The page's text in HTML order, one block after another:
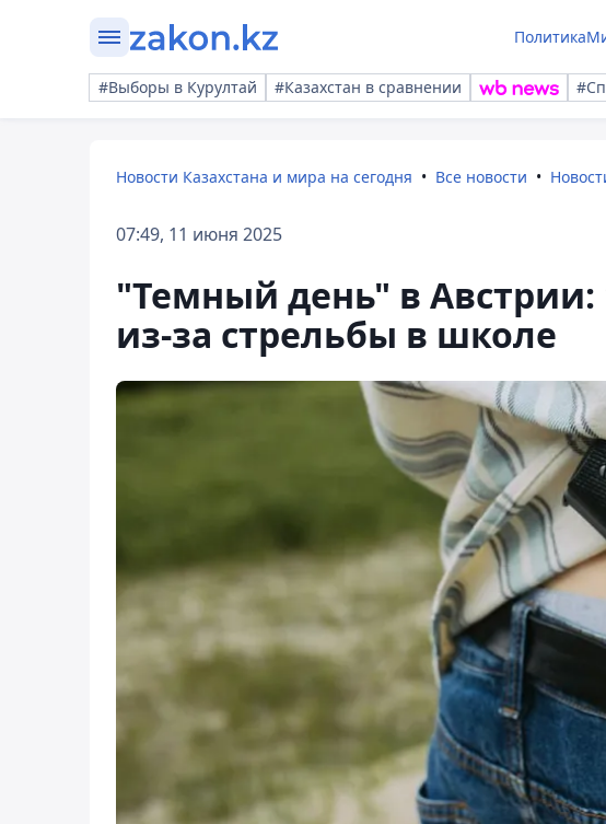
Политика
#Выборы в Курултай #Казахстан в сравнении
Новости Казахстана и мира на сегодня Все новости
07:49, 11 июня 2025
"Темный день" в Австрии:
из-за стрельбы в школе